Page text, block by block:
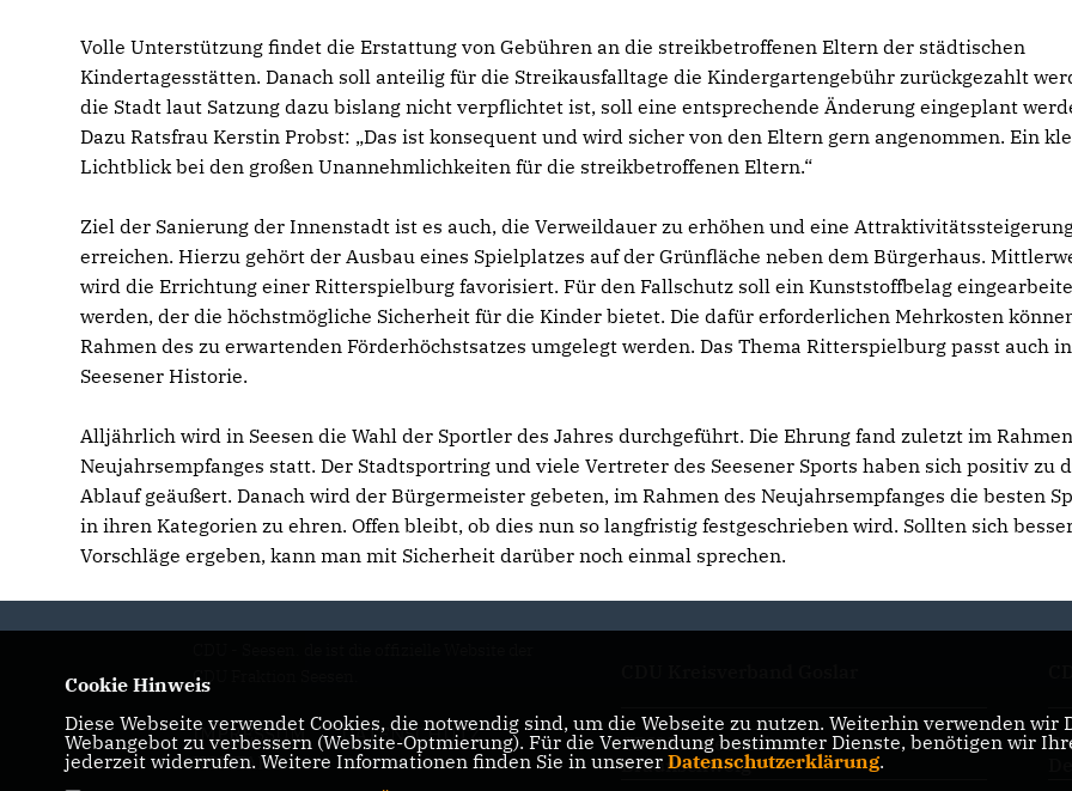
Volle Unterstützung findet die Erstattung von Gebühren an die streikbetroffenen Eltern der städtischen
Kindertagesstätten. Danach soll anteilig für die Streikausfalltage die Kindergartengebühr zurückgezahlt
die Stadt laut Satzung dazu bislang nicht verpflichtet ist, soll eine entsprechende Änderung eingeplant
Dazu Ratsfrau Kerstin Probst: „Das ist konsequent und wird sicher von den Eltern gern angenommen. Ein
Lichtblick bei den großen Unannehmlichkeiten für die streikbetroffenen Eltern.“
Ziel der Sanierung der Innenstadt ist es auch, die Verweildauer zu erhöhen und eine
erreichen. Hierzu gehört der Ausbau eines Spielplatzes auf der Grünfläche neben dem Bürgerhaus.
wird die Errichtung einer Ritterspielburg favorisiert. Für den Fallschutz soll ein Kunststoffbelag
werden, der die höchstmögliche Sicherheit für die Kinder bietet. Die dafür erforderlichen Mehrkosten
Rahmen des zu erwartenden Förderhöchstsatzes umgelegt werden. Das Thema Ritterspielburg passt auch
Seesener Historie.
Alljährlich wird in Seesen die Wahl der Sportler des Jahres durchgeführt. Die Ehrung fand zuletzt im
Neujahrsempfanges statt. Der Stadtsportring und viele Vertreter des Seesener Sports haben sich positiv zu
Ablauf geäußert. Danach wird der Bürgermeister gebeten, im Rahmen des Neujahrsempfanges die besten
in ihren Kategorien zu ehren. Offen bleibt, ob dies nun so langfristig festgeschrieben wird. Sollten sich
Vorschläge ergeben, kann man mit Sicherheit darüber noch einmal sprechen.
CDU Fraktion Seesen.
IMPRESSUM
DATENSCHUTZ
KONTAKT
CDU Landesverband
Braunschweig
Cookie Hinweis
Diese Webseite verwendet Cookies, die notwendig sind, um die Webseite zu nutzen. Weiterhin verwenden
Webangebot zu verbessern (Website-Optmierung). Für die Verwendung bestimmter Dienste, benötigen wir
jederzeit widerrufen. Weitere Informationen finden Sie in unserer Datenschutzerklärung.